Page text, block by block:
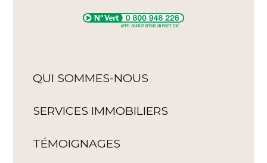
QUI SOMMES-NOUS
SERVICES IMMOBILIERS
TÉMOIGNAGES